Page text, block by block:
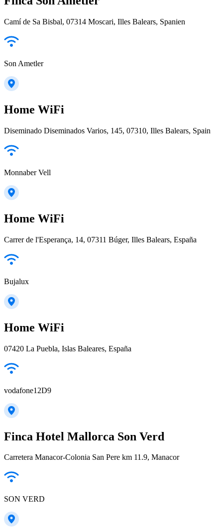
Camí de Sa Bisbal, 07314 Moscari, Illes Balears, Spanien
Son Ametler
Home WiFi
Diseminado Diseminados Varios, 145, 07310, Illes Balears, Spain
Monnaber Vell
Home WiFi
Carrer de l'Esperança, 14, 07311 Búger, Illes Balears, España
Bujalux
Home WiFi
07420 La Puebla, Islas Baleares, España
vodafone12D9
Finca Hotel Mallorca Son Verd
Carretera Manacor-Colonia San Pere km 11.9, Manacor
SON VERD